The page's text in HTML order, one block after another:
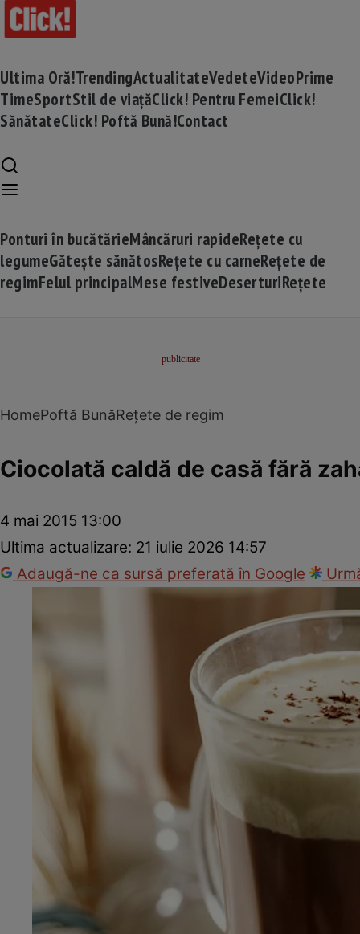
Ultima Oră!TrendingActualitateVedeteVideoPrime
TimeSportStil de viațăClick! Pentru FemeiClick!
SănătateClick! Poftă Bună!Contact
Ponturi în bucătărieMâncăruri rapideRețete cu
legumeGătește sănătosRețete cu carneRețete de
regimFelul principalMese festiveDeserturiRețete
HomePoftă BunăRețete de regim
Ciocolată caldă de casă fără
4 mai 2015 13:00
Ultima actualizare: 21 iulie 2026 14:57
Adaugă-ne ca sursă preferată în Google